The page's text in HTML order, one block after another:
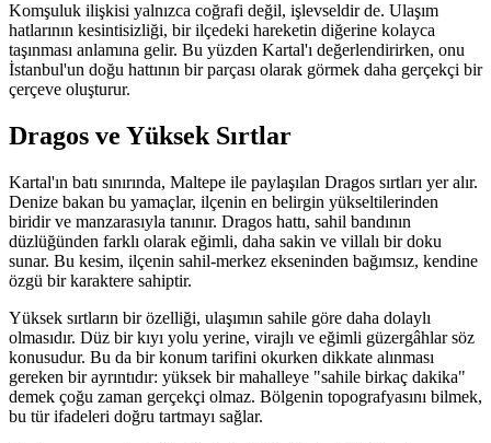
Komşuluk ilişkisi yalnızca coğrafi değil, işlevseldir de. Ulaşım
hatlarının kesintisizliği, bir ilçedeki hareketin diğerine kolayca
taşınması anlamına gelir. Bu yüzden Kartal'ı değerlendirirken, onu
İstanbul'un doğu hattının bir parçası olarak görmek daha gerçekçi bir
çerçeve oluşturur.
Dragos ve Yüksek Sırtlar
Kartal'ın batı sınırında, Maltepe ile paylaşılan Dragos sırtları yer alır.
Denize bakan bu yamaçlar, ilçenin en belirgin yükseltilerinden
biridir ve manzarasıyla tanınır. Dragos hattı, sahil bandının
düzlüğünden farklı olarak eğimli, daha sakin ve villalı bir doku
sunar. Bu kesim, ilçenin sahil-merkez ekseninden bağımsız, kendine
özgü bir karaktere sahiptir.
Yüksek sırtların bir özelliği, ulaşımın sahile göre daha dolaylı
olmasıdır. Düz bir kıyı yolu yerine, virajlı ve eğimli güzergâhlar söz
konusudur. Bu da bir konum tarifini okurken dikkate alınması
gereken bir ayrıntıdır: yüksek bir mahalleye "sahile birkaç dakika"
demek çoğu zaman gerçekçi olmaz. Bölgenin topografyasını bilmek,
bu tür ifadeleri doğru tartmayı sağlar.